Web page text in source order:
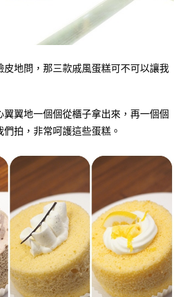
皮地問，那三款戚風蛋糕可不可以讓我
翼翼地一個個從櫃子拿出來，再一個個
拍，非常呵護這些蛋糕。